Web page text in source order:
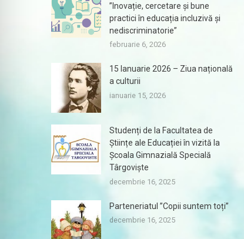
”Inovație, cercetare și bune
practici în educația incluzivă și
nediscriminatorie”
februarie 6, 2026
15 Ianuarie 2026 – Ziua națională
a culturii
ianuarie 15, 2026
Studenți de la Facultatea de
Științe ale Educației în vizită la
Școala Gimnazială Specială
Târgoviște
decembrie 16, 2025
Parteneriatul ”Copii suntem toți”
decembrie 16, 2025